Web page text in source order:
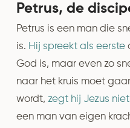
Petrus, de
Petrus is een man die
is. Hij spreekt als eerste
God is, maar even zo
naar het kruis moet
wordt, zegt hij Jezus
een man van eigen